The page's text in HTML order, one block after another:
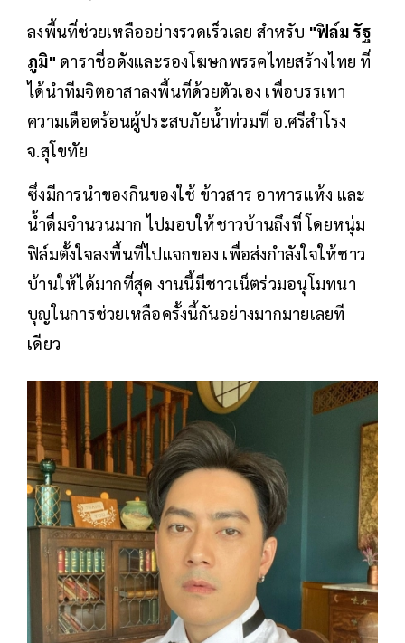
ลงพื้นที่ช่วยเหลืออย่างรวดเร็วเลย สำหรับ "ฟิล์ม รัฐ
ภูมิ" ดาราชื่อดังและรองโฆษกพรรคไทยสร้างไทย ที่
ได้นำทีมจิตอาสาลงพื้นที่ด้วยตัวเอง เพื่อบรรเทา
ความเดือดร้อนผู้ประสบภัยน้ำท่วมที่ อ.ศรีสำโรง
จ.สุโขทัย
ซึ่งมีการนำของกินของใช้ ข้าวสาร อาหารแห้ง และ
น้ำดื่มจำนวนมาก ไปมอบให้ชาวบ้านถึงที่ โดยหนุ่ม
ฟิล์มตั้งใจลงพื้นที่ไปแจกของ เพื่อส่งกำลังใจให้ชาว
บ้านให้ได้มากที่สุด งานนี้มีชาวเน็ตร่วมอนุโมทนา
บุญในการช่วยเหลือครั้งนี้กันอย่างมากมายเลยที
เดียว